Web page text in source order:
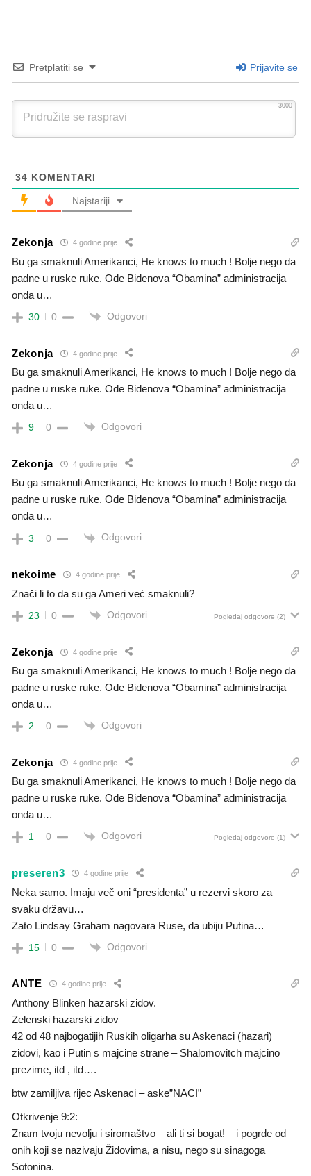
Pretplatiti se Prijavite se
3000
34 KOMENTARI
Najstariji
Zekonja 4 godine prije
Bu ga smaknuli Amerikanci, He knows to much ! Bolje nego da
padne u ruske ruke. Ode Bidenova “Obamina” administracija
onda u…
30 0 Odgovori
Zekonja 4 godine prije
Bu ga smaknuli Amerikanci, He knows to much ! Bolje nego da
padne u ruske ruke. Ode Bidenova “Obamina” administracija
onda u…
9 0 Odgovori
Zekonja 4 godine prije
Bu ga smaknuli Amerikanci, He knows to much ! Bolje nego da
padne u ruske ruke. Ode Bidenova “Obamina” administracija
onda u…
3 0 Odgovori
nekoime 4 godine prije
Znači li to da su ga Ameri već smaknuli?
23 0 Odgovori Pogledaj odgovore (2)
Zekonja 4 godine prije
Bu ga smaknuli Amerikanci, He knows to much ! Bolje nego da
padne u ruske ruke. Ode Bidenova “Obamina” administracija
onda u…
2 0 Odgovori
Zekonja 4 godine prije
Bu ga smaknuli Amerikanci, He knows to much ! Bolje nego da
padne u ruske ruke. Ode Bidenova “Obamina” administracija
onda u…
1 0 Odgovori Pogledaj odgovore (1)
preseren3 4 godine prije
Neka samo. Imaju več oni “presidenta” u rezervi skoro za
svaku državu…
Zato Lindsay Graham nagovara Ruse, da ubiju Putina…
15 0 Odgovori
ANTE 4 godine prije
Anthony Blinken hazarski zidov.
Zelenski hazarski zidov
42 od 48 najbogatijih Ruskih oligarha su Askenaci (hazari)
zidovi, kao i Putin s majcine strane – Shalomovitch majcino
prezime, itd , itd….
btw zamiljiva rijec Askenaci – aske”NACI”
Otkrivenje 9:2:
Znam tvoju nevolju i siromaštvo – ali ti si bogat! – i pogrde od
onih koji se nazivaju Židovima, a nisu, nego su sinagoga
Sotonina.